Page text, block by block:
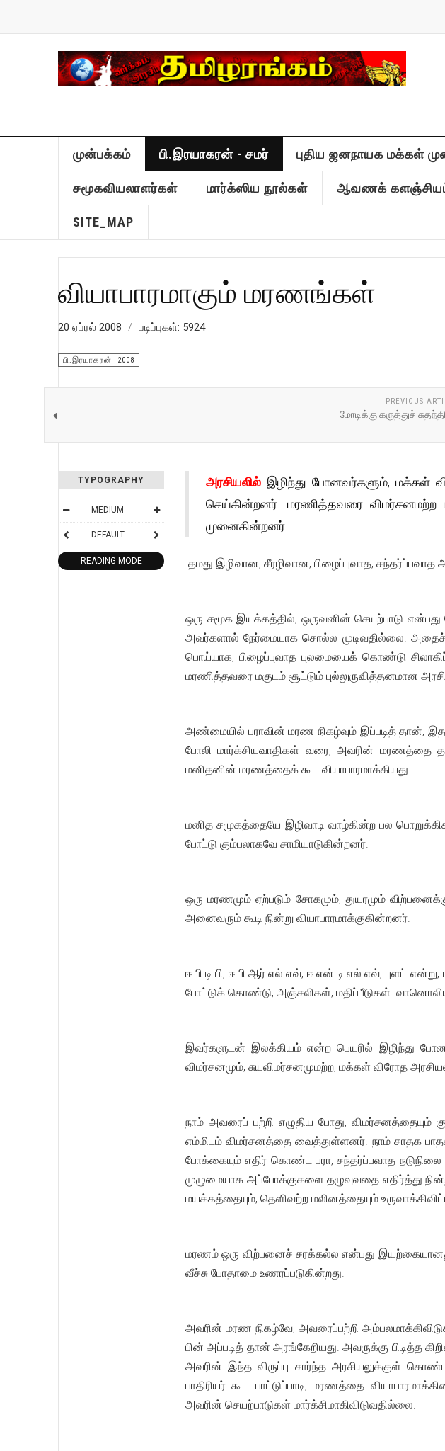
முன்பக்கம் பி.இரயாகரன் - சமர் புதிய ஜனநாயக மக்கள்
சமூகவியலாளர்கள் மார்க்ஸிய நூல்கள் ஆவணக்
SITE_MAP
வியாபாரமாகும் மரணங்கள்
20 ஏப்ரல் 2008 படிப்புகள்: 5924
பி.இரயாகரன் -2008
PREVIOUS
மோடிக்கு கருத்துச்
TYPOGRAPHY
MEDIUM
DEFAULT
READING MODE
அரசியலில் இழிந்து போனவர்களும், மக்கள்
செய்கின்றனர். மரணித்தவரை விமர்சனமற்ற
முனைகின்றனர்.
தமது இழிவான, சீரழிவான, பிழைப்புவாத,
ஒரு சமூக இயக்கத்தில், ஒருவனின் செயற்பாடு
அவர்களால் நேர்மையாக சொல்ல முடிவதில்லை. அதைச்
பொய்யாக, பிழைப்புவாத புலமையைக் கொண்டு
மரணித்தவரை மகுடம் சூட்டும் புல்லுருவித்தனமான
அண்மையில் பராவின் மரண நிகழ்வும் இப்படித் தான்,
போலி மார்க்சியவாதிகள் வரை, அவரின் மரணத்தை
மனிதனின் மரணத்தைக் கூட வியாபாரமாக்கியது.
மனித சமூகத்தையே இழிவாடி வாழ்கின்ற பல
போட்டு கும்பலாகவே சாமியாடுகின்றனர்.
ஒரு மரணமும் ஏற்படும் சோகமும், துயரமும்
அனைவரும் கூடி நின்று வியாபாரமாக்குகின்றனர்.
ஈ.பி.டி.பி, ஈ.பி.ஆர்.எல்.எவ், ஈ.என்.டி.எல்.எவ், புளட்
போட்டுக் கொண்டு, அஞ்சலிகள், மதிப்பீடுகள்.
இவர்களுடன் இலக்கியம் என்ற பெயரில் இழிந்து போன
விமர்சனமும், சுயவிமர்சனமுமற்ற, மக்கள் விரோத
நாம் அவரைப் பற்றி எழுதிய போது, விமர்சனத்தையும்
எம்மிடம் விமர்சனத்தை வைத்துள்ளனர். நாம் சாதக
போக்கையும் எதிர் கொண்ட பரா, சந்தர்ப்பவாத
முழுமையாக அப்போக்குகளை தழுவுவதை எதிர்த்து
மயக்கத்தையும், தெளிவற்ற மலினத்தையும்
மரணம் ஒரு விற்பனைச் சரக்கல்ல என்பது
வீச்சு போதாமை உணரப்படுகின்றது.
அவரின் மரண நிகழ்வே, அவரைப்பற்றி
பின் அப்படித் தான் அரங்கேறியது. அவருக்கு பிடித்த
அவரின் இந்த விருப்பு சார்ந்த அரசியலுக்குள்
பாதிரியர் கூட பாட்டுப்பாடி, மரணத்தை
அவரின் செயற்பாடுகள் மார்க்சிமாகிவிடுவதில்லை.